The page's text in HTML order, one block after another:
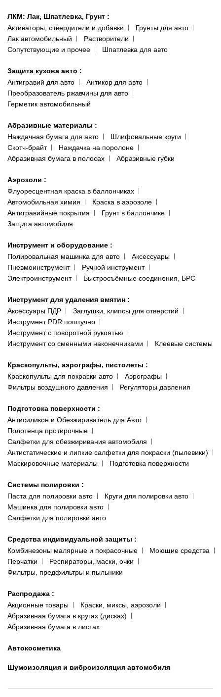
ЛКМ: Лак, Шпатлевка, Грунт :
Активаторы, отвердители и добавки
Грунты для авто
Лак автомобильный
Растворители
Сопутствующие и прочее
Шпатлевка для авто
Защита кузова авто :
Антигравий для авто
Антикор для авто
Преобразователь ржавчины для авто
Герметик автомобильный
Абразивные материалы :
Наждачная бумага для авто
Шлифовальные круги
Скотч-брайт
Наждачка на поролоне
Абразивная бумага в полосах
Абразивные губки
Аэрозоли :
Флуоресцентная краска в баллончиках
Автомобильная химия
Краска в аэрозоле
Антигравийные покрытия
Грунт в баллончике
Защита автомобиля
Инструмент и оборудование :
Полировальная машинка для авто
Аксессуары
Пневмоинструмент
Ручной инструмент
Электроинструмент
Быстросъёмные соединения, БРС
Инструмент для удаления вмятин :
Аксессуары ПДР
Заглушки, клипсы для отверстий
Инструмент PDR поштучно
Инструмент с поворотной рукоятью
Инструмент со сменными наконечниками
Клеевые системы
Краскопульты, аэрографы, пистолеты :
Краскопульты для покраски авто
Аэрографы
Фильтры воздушного давления
Регуляторы давления
Подготовка поверхности :
Антисиликон и Обезжириватель для Авто
Полотенца протирочные
Салфетки для обезжиривания автомобиля
Антистатические и липкие салфетки для покраски (пылевики)
Маскировочные материалы
Подготовка поверхности
Системы полировки :
Паста для полировки авто
Круги для полировки авто
Машинка для полировки авто
Салфетки для полировки авто
Средства индивидуальной защиты :
Комбинезоны малярные и покрасочные
Моющие средства
Перчатки
Респираторы, маски, очки
Фильтры, предфильтры и пыльники
Распродажа :
Акционные товары
Краски, миксы, аэрозоли
Абразивная бумага в кругах (дисках)
Абразивная бумага в листах
Автокосметика
Шумоизоляция и виброизоляция автомобиля